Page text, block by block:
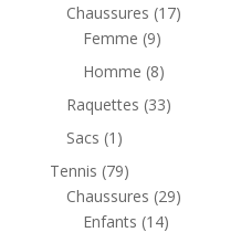
Chaussures (17)
Femme (9)
Homme (8)
Raquettes (33)
Sacs (1)
Tennis (79)
Chaussures (29)
Enfants (14)